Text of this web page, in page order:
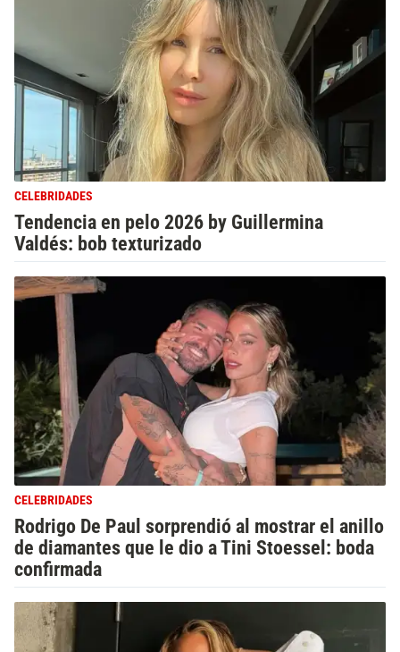
CELEBRIDADES
Tendencia en pelo 2026 by Guillermina
Valdés: bob texturizado
CELEBRIDADES
Rodrigo De Paul sorprendió al mostrar el anillo
de diamantes que le dio a Tini Stoessel: boda
confirmada